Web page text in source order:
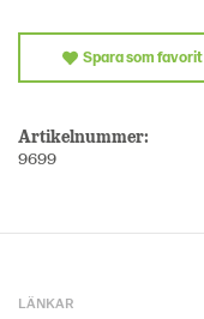
Spara som favorit
Artikelnummer:
9699
LÄNKAR